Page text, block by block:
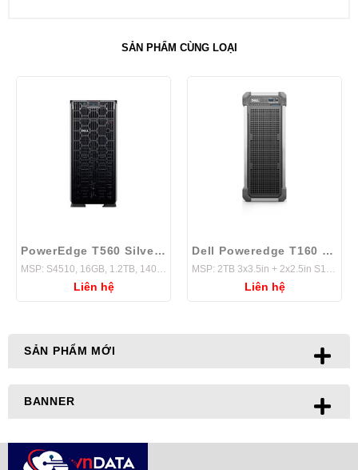
SẢN PHẨM CÙNG LOẠI
PowerEdge T560 Silver 4510
MSP: S4510, 16GB, 1.2TB, 1400W, H755,
Liên hệ
Dell Poweredge T160 E-2434
MSP: 2TB 3x3.5in + 2x2.5in S160 Basic
Liên hệ
SẢN PHẨM MỚI
BANNER